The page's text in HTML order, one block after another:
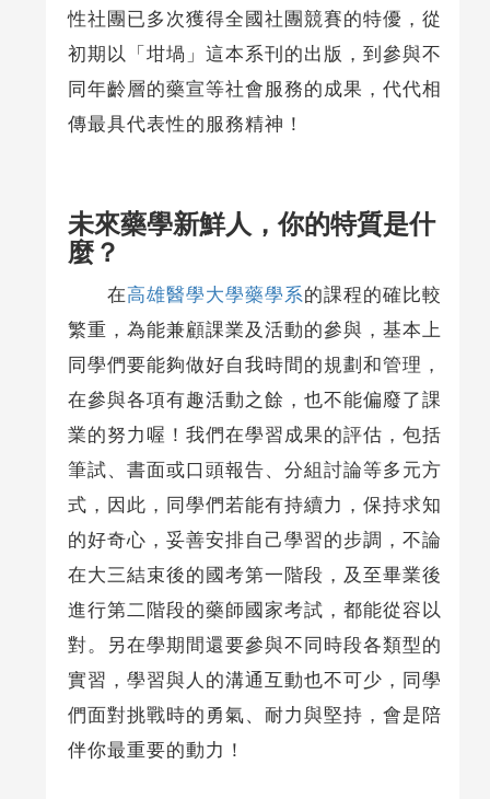
性社團已多次獲得全國社團競賽的特優，從
初期以「坩堝」這本系刊的出版，到參與不
同年齡層的藥宣等社會服務的成果，代代相
傳最具代表性的服務精神！
未來藥學新鮮人，你的特質是什
麼？
在高雄醫學大學藥學系的課程的確比較
繁重，為能兼顧課業及活動的參與，基本上
同學們要能夠做好自我時間的規劃和管理，
在參與各項有趣活動之餘，也不能偏廢了課
業的努力喔！我們在學習成果的評估，包括
筆試、書面或口頭報告、分組討論等多元方
式，因此，同學們若能有持續力，保持求知
的好奇心，妥善安排自己學習的步調，不論
在大三結束後的國考第一階段，及至畢業後
進行第二階段的藥師國家考試，都能從容以
對。另在學期間還要參與不同時段各類型的
實習，學習與人的溝通互動也不可少，同學
們面對挑戰時的勇氣、耐力與堅持，會是陪
伴你最重要的動力！